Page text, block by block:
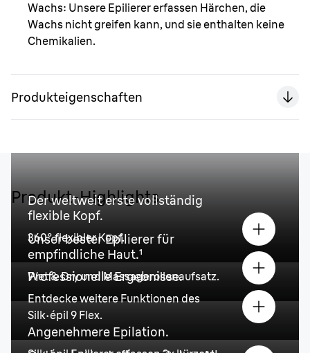
Wachs: Unsere Epilierer erfassen Härchen, die
Wachs nicht greifen kann, und sie enthalten keine
Chemikalien.
Produkteigenschaften
Produkt-Highlights
Der weltweit erste vollständig
flexible Kopf.
360° flexibler Kopf.
Unser bester Epilierer für
empfindliche Haut.¹
Wet & Dryund Massagerollenaufsatz.
Professionelle Ergebnisse.
Entdecke weitere Funktionen des
Silk·épil 9 Flex.
Angenehmere Epilation.